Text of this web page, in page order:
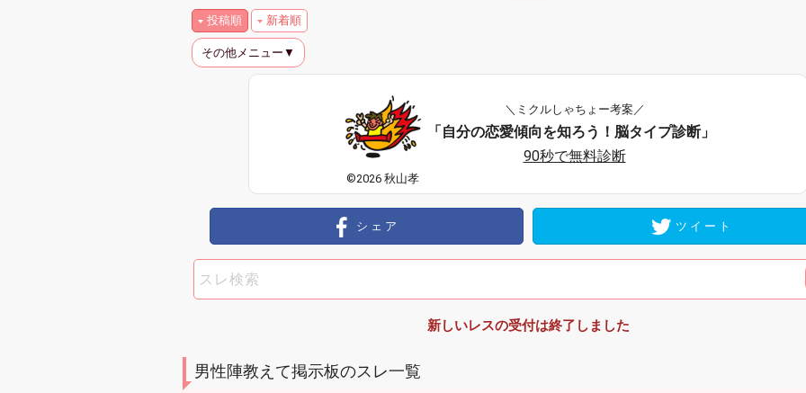
投稿順 新着順
その他メニュー▼
©2026 秋山孝
＼ミクルしゃちょー考案／
「自分の恋愛傾向を知ろう！脳タイプ診断」
90秒で無料診断
シェア ツイート
新しいレスの受付は終了しました
男性陣教えて掲示板のスレ一覧